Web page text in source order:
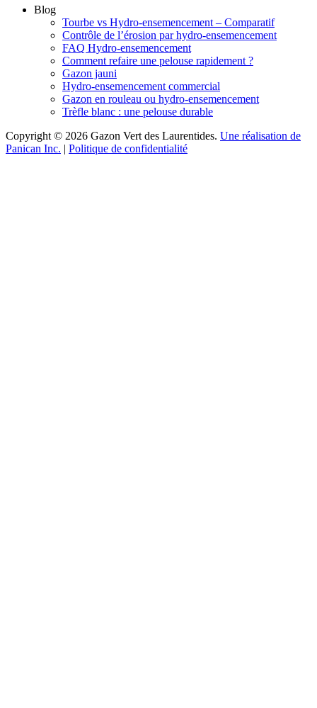
Blog
Tourbe vs Hydro-ensemencement – Comparatif
Contrôle de l’érosion par hydro-ensemencement
FAQ Hydro-ensemencement
Comment refaire une pelouse rapidement ?
Gazon jauni
Hydro-ensemencement commercial
Gazon en rouleau ou hydro-ensemencement
Trèfle blanc : une pelouse durable
Copyright © 2026 Gazon Vert des Laurentides. Une réalisation de
Panican Inc. | Politique de confidentialité